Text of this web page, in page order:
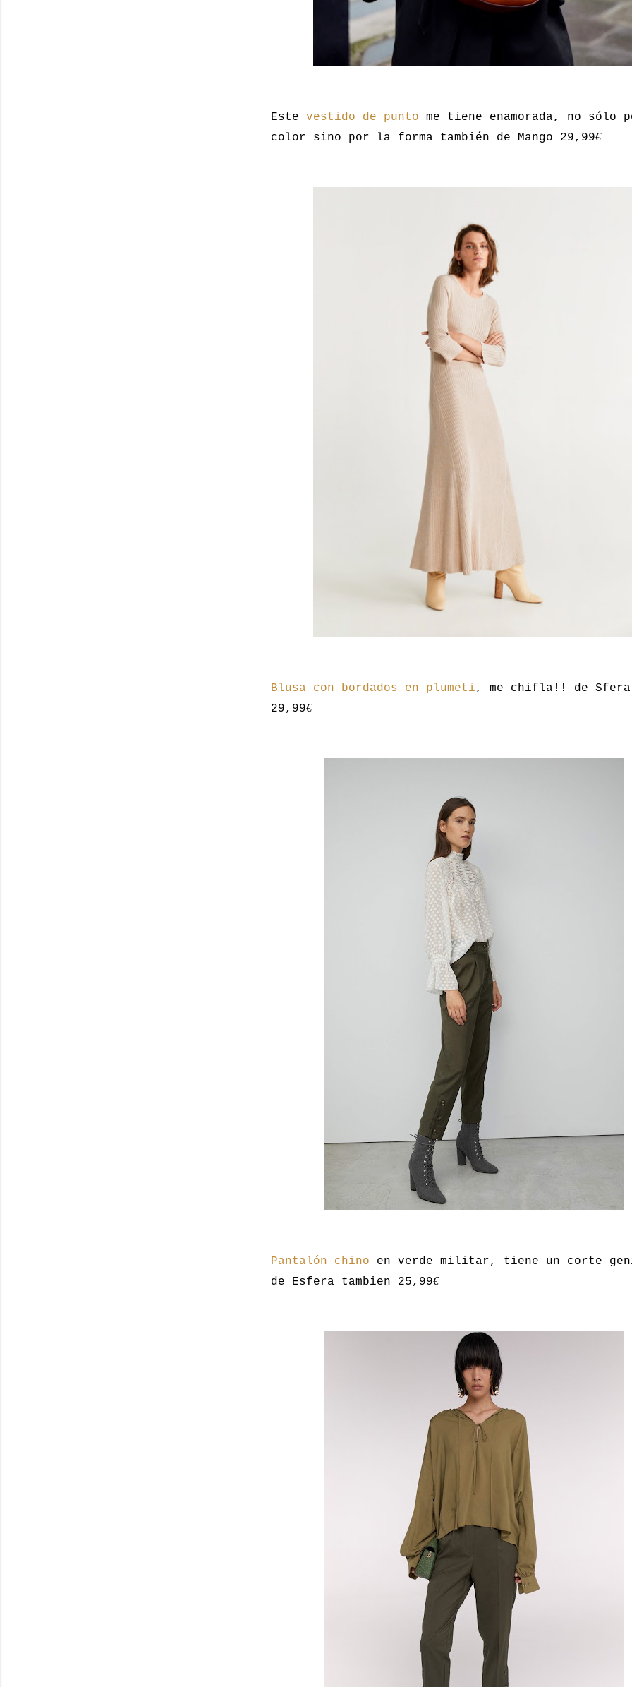
Este vestido de punto me tiene enamorada, no sólo
color sino por la forma también de Mango 29,99€
Blusa con bordados en plumeti, me chifla!! de
29,99€
Pantalón chino en verde militar, tiene un corte
de Esfera tambien 25,99€